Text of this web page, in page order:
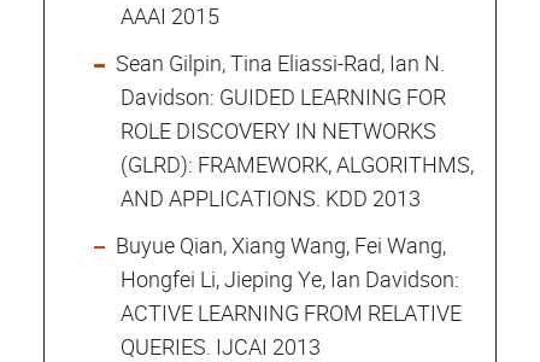
AAAI 2015
Sean Gilpin, Tina Eliassi-Rad, Ian N.
Davidson: GUIDED LEARNING FOR
ROLE DISCOVERY IN NETWORKS
(GLRD): FRAMEWORK, ALGORITHMS,
AND APPLICATIONS. KDD 2013
Buyue Qian, Xiang Wang, Fei Wang,
Hongfei Li, Jieping Ye, Ian Davidson:
ACTIVE LEARNING FROM RELATIVE
QUERIES. IJCAI 2013